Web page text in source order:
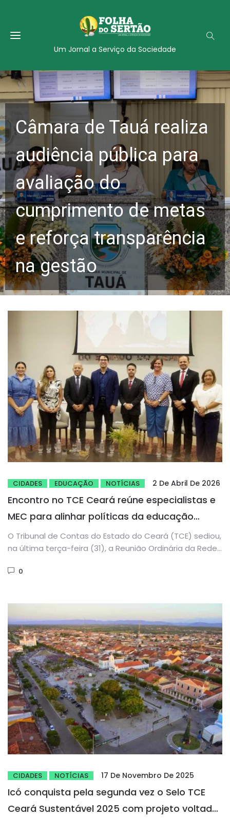
Um Jornal a Serviço da Sociedade
Câmara de Tauá realiza
audiência pública para
avaliação do
cumprimento de metas
e reforça transparência
na gestão
CIDADES EDUCAÇÃO NOTÍCIAS 2 De Abril De 2026
Encontro no TCE Ceará reúne especialistas e
MEC para alinhar políticas da educação
infantil
O Tribunal de Contas do Estado do Ceará (TCE) sediou,
na última terça-feira (31), a Reunião Ordinária da Rede...
0
CIDADES NOTÍCIAS 17 De Novembro De 2025
Icó conquista pela segunda vez o Selo TCE
Ceará Sustentável 2025 com projeto voltado